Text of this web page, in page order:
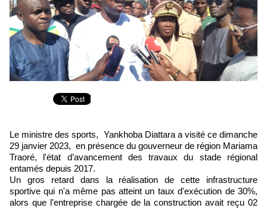
Le ministre des sports, Yankhoba Diattara a visité ce dimanche
29 janvier 2023, en présence du gouverneur de région Mariama
Traoré, l'état d’avancement des travaux du stade régional
entamés depuis 2017.
Un gros retard dans la réalisation de cette infrastructure
sportive qui n'a même pas atteint un taux d'exécution de 30%,
alors que l'entreprise chargée de la construction avait reçu 02